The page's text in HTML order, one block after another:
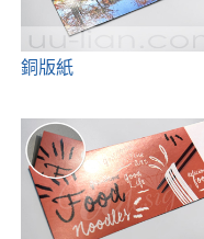
銅版紙